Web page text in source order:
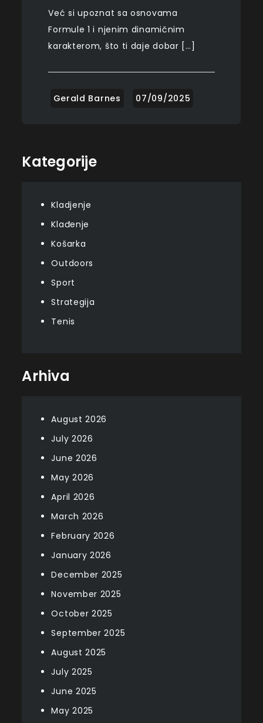
Već si upoznat sa osnovama
Formule 1 i njenim dinamičnim
karakterom, što ti daje dobar […]
Kategorije
Kladjenje
Klađenje
Košarka
Outdoors
Sport
Strategija
Tenis
Arhiva
August 2026
July 2026
June 2026
May 2026
April 2026
March 2026
February 2026
January 2026
December 2025
November 2025
October 2025
September 2025
August 2025
July 2025
June 2025
May 2025